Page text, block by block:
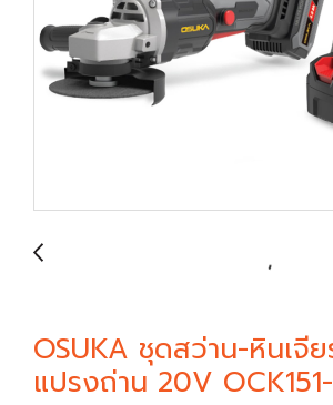
OSUKA ชุดสว่าน-หินเจีย
แปรงถ่าน 20V